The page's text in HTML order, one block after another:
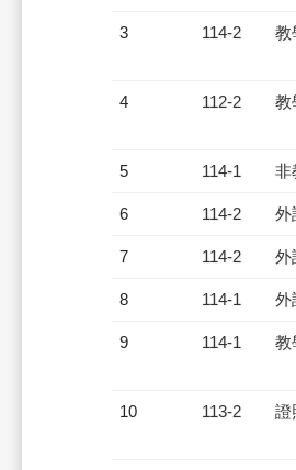
3 114-2 教
4 112-2 教
5 114-1 非
6 114-2 外
7 114-2 外
8 114-1 外
9 114-1 教
10 113-2 證